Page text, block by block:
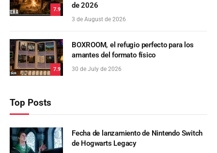
7.9
de 2026
3 de August de 2026
7.9
BOXROOM, el refugio perfecto para los
amantes del formato físico
30 de July de 2026
Top Posts
Fecha de lanzamiento de Nintendo Switch
de Hogwarts Legacy